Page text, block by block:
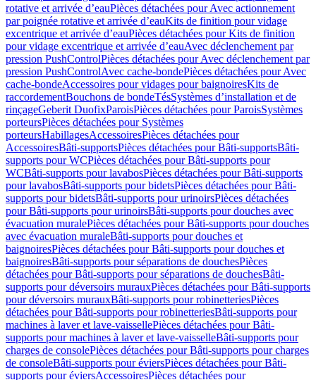
rotative et arrivée d’eauPièces détachées pour Avec actionnement
par poignée rotative et arrivée d’eauKits de finition pour vidage
excentrique et arrivée d’eauPièces détachées pour Kits de finition
pour vidage excentrique et arrivée d’eauAvec déclenchement par
pression PushControlPièces détachées pour Avec déclenchement par
pression PushControlAvec cache-bondePièces détachées pour Avec
cache-bondeAccessoires pour vidages pour baignoiresKits de
raccordementBouchons de bondeTésSystèmes d’installation et de
rinçageGeberit DuofixParoisPièces détachées pour ParoisSystèmes
porteursPièces détachées pour Systèmes
porteursHabillagesAccessoiresPièces détachées pour
AccessoiresBâti-supportsPièces détachées pour Bâti-supportsBâti-
supports pour WCPièces détachées pour Bâti-supports pour
WCBâti-supports pour lavabosPièces détachées pour Bâti-supports
pour lavabosBâti-supports pour bidetsPièces détachées pour Bâti-
supports pour bidetsBâti-supports pour urinoirsPièces détachées
pour Bâti-supports pour urinoirsBâti-supports pour douches avec
évacuation muralePièces détachées pour Bâti-supports pour douches
avec évacuation muraleBâti-supports pour douches et
baignoiresPièces détachées pour Bâti-supports pour douches et
baignoiresBâti-supports pour séparations de douchesPièces
détachées pour Bâti-supports pour séparations de douchesBâti-
supports pour déversoirs murauxPièces détachées pour Bâti-supports
pour déversoirs murauxBâti-supports pour robinetteriesPièces
détachées pour Bâti-supports pour robinetteriesBâti-supports pour
machines à laver et lave-vaissellePièces détachées pour Bâti-
supports pour machines à laver et lave-vaisselleBâti-supports pour
charges de consolePièces détachées pour Bâti-supports pour charges
de consoleBâti-supports pour éviersPièces détachées pour Bâti-
supports pour éviersAccessoiresPièces détachées pour